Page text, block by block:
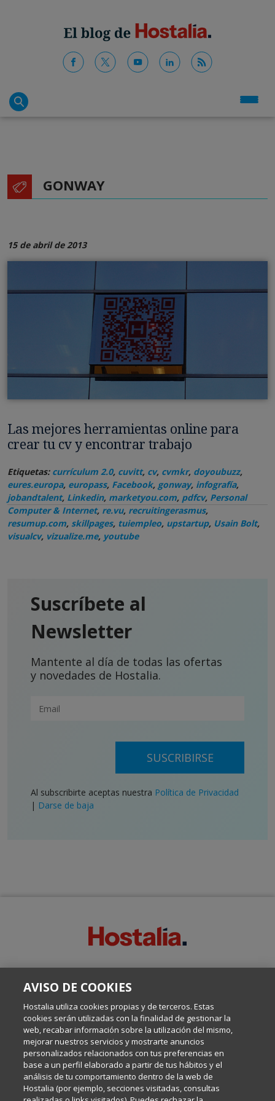
GONWAY
15 de abril de 2013
Las mejores herramientas online para
crear tu cv y encontrar trabajo
Etiquetas: currículum 2.0, cuvitt, cv, cvmkr, doyoubuzz,
eures.europa, europass, Facebook, gonway, infografía,
jobandtalent, Linkedin, marketyou.com, pdfcv, Personal
Computer & Internet, re.vu, recruitingerasmus,
resumup.com, skillpages, tuiempleo, upstartup, Usain Bolt,
visualcv, vizualize.me, youtube
Suscríbete al
Newsletter
Mantente al día de todas las ofertas
y novedades de Hostalia.
SUSCRIBIRSE
Al subscribirte aceptas nuestra Política de Privacidad
| Darse de baja
Escrito por el equipo de Comunicación de Hostalia, dirigido por
Internet y Tecnología.
Política de privacidad
Política de cookies
AVISO DE COOKIES
Hostalia utiliza cookies propias y de terceros. Estas
cookies serán utilizadas con la finalidad de gestionar la
web, recabar información sobre la utilización del mismo,
mejorar nuestros servicios y mostrarte anuncios
personalizados relacionados con tus preferencias en
base a un perfil elaborado a partir de tus hábitos y el
análisis de tu comportamiento dentro de la web de
Hostalia (por ejemplo, secciones visitadas, consultas